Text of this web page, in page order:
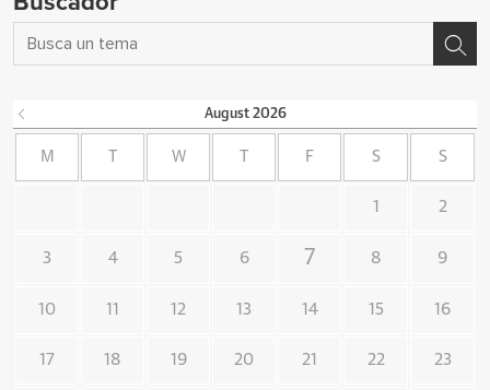
August 2026
M W F S S
1 2
3 4 5 6 7 8 9
10 11 12 13 14 15 16
17 18 19 20 21 22 23